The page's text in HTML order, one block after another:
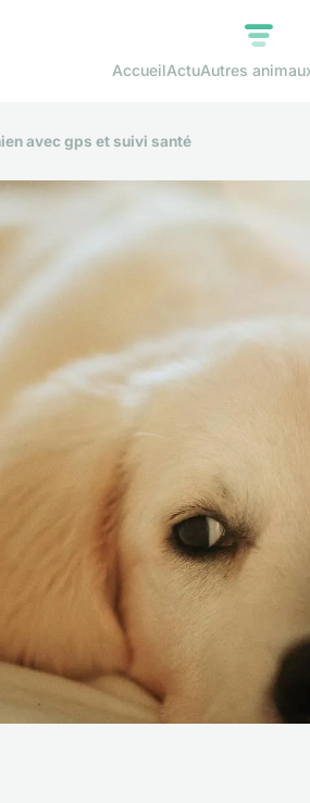
AccueilActuAutres
avec gps et suivi santé